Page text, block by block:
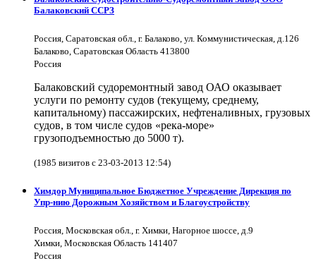
Балаковский ССРЗ
Россия, Саратовская обл., г. Балаково, ул. Коммунистическая, д.126
Балаково, Саратовская Область 413800
Россия
Балаковский судоремонтный завод ОАО оказывает
услуги по ремонту судов (текущему, среднему,
капитальному) пассажирских, нефтеналивных, грузовых
судов, в том числе судов «река-море»
грузоподъемностью до 5000 т).
(1985 визитов с 23-03-2013 12:54)
Химдор Муниципальное Бюджетное Учреждение Дирекция по
Упр-нию Дорожным Хозяйством и Благоустройству
Россия, Московская обл., г. Химки, Нагорное шоссе, д.9
Химки, Московская Область 141407
Россия